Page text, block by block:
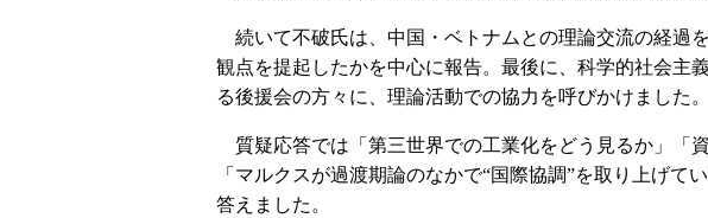
続いて不破氏は、中国・ベトナムとの理論交流の経過
観点を提起したかを中心に報告。最後に、科学的社会主
る後援会の方々に、理論活動での協力を呼びかけました。
質疑応答では「第三世界での工業化をどう見るか」「
「マルクスが過渡期論のなかで“国際協調”を取り上げて
答えました。